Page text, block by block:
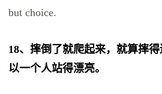
but choice.
18、摔倒了就爬起来，就算摔
以一个人站得漂亮。